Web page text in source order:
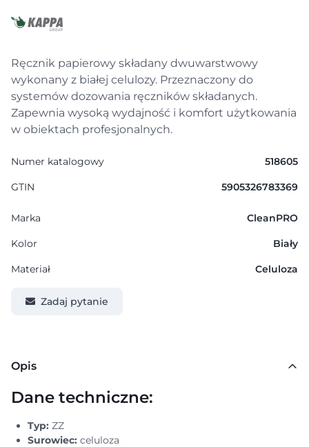
Ręcznik papierowy składany dwuwarstwowy
wykonany z białej celulozy. Przeznaczony do
systemów dozowania ręczników składanych.
Zapewnia wysoką wydajność i komfort użytkowania
w obiektach profesjonalnych.
Numer katalogowy 518605
GTIN 5905326783369
Marka CleanPRO
Kolor Biały
Materiał Celuloza
Zadaj pytanie
Opis
Dane techniczne:
Typ: ZZ
Surowiec: celuloza